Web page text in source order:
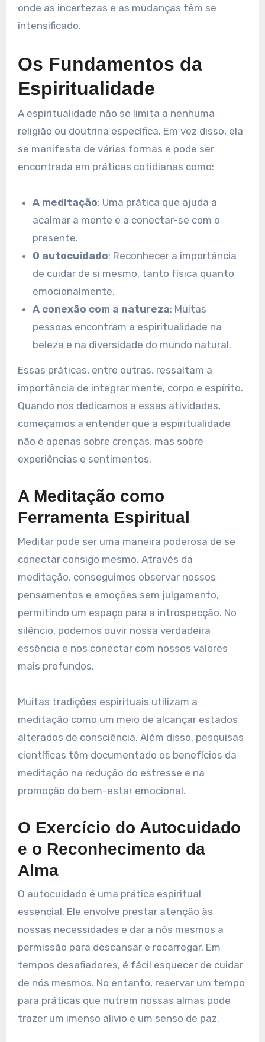
onde as incertezas e as mudanças têm se
intensificado.
Os Fundamentos da
Espiritualidade
A espiritualidade não se limita a nenhuma
religião ou doutrina específica. Em vez disso, ela
se manifesta de várias formas e pode ser
encontrada em práticas cotidianas como:
A meditação: Uma prática que ajuda a
acalmar a mente e a conectar-se com o
presente.
O autocuidado: Reconhecer a importância
de cuidar de si mesmo, tanto física quanto
emocionalmente.
A conexão com a natureza: Muitas
pessoas encontram a espiritualidade na
beleza e na diversidade do mundo natural.
Essas práticas, entre outras, ressaltam a
importância de integrar mente, corpo e espírito.
Quando nos dedicamos a essas atividades,
começamos a entender que a espiritualidade
não é apenas sobre crenças, mas sobre
experiências e sentimentos.
A Meditação como
Ferramenta Espiritual
Meditar pode ser uma maneira poderosa de se
conectar consigo mesmo. Através da
meditação, conseguimos observar nossos
pensamentos e emoções sem julgamento,
permitindo um espaço para a introspecção. No
silêncio, podemos ouvir nossa verdadeira
essência e nos conectar com nossos valores
mais profundos.
Muitas tradições espirituais utilizam a
meditação como um meio de alcançar estados
alterados de consciência. Além disso, pesquisas
científicas têm documentado os benefícios da
meditação na redução do estresse e na
promoção do bem-estar emocional.
O Exercício do Autocuidado
e o Reconhecimento da
Alma
O autocuidado é uma prática espiritual
essencial. Ele envolve prestar atenção às
nossas necessidades e dar a nós mesmos a
permissão para descansar e recarregar. Em
tempos desafiadores, é fácil esquecer de cuidar
de nós mesmos. No entanto, reservar um tempo
para práticas que nutrem nossas almas pode
trazer um imenso alivio e um senso de paz.